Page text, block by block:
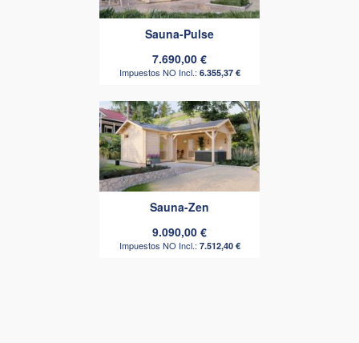
Sauna-Pulse
7.690,00 €
6.355,37 €
Sauna-Zen
9.090,00 €
7.512,40 €